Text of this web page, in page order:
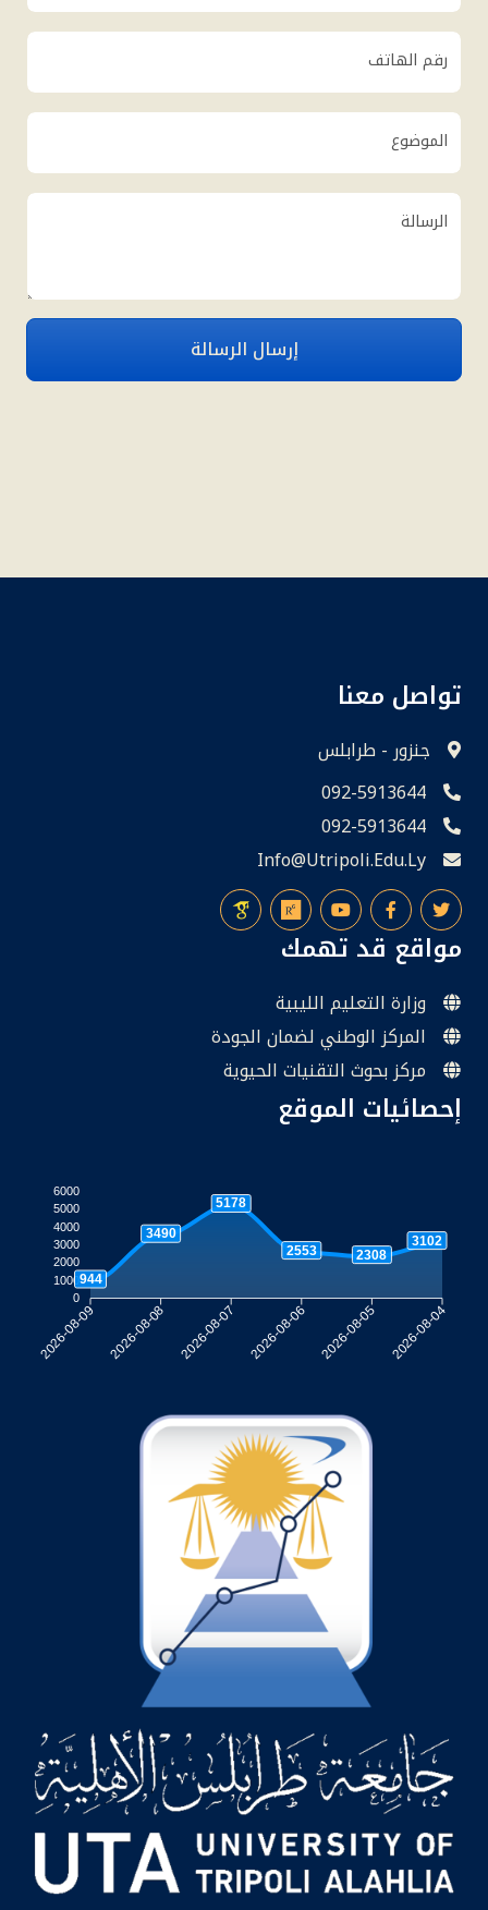
رقم الهاتف
الموضوع
الرسالة
إرسال الرسالة
تواصل معنا
جنزور - طرابلس
092-5913644
092-5913644
Info@utripoli.edu.ly
مواقع قد تهمك
وزارة التعليم الليبية
المركز الوطني لضمان الجودة
مركز بحوث التقنيات الحيوية
إحصائيات الموقع
6000
5000
4000
3000
2000
1000
0
944
3490
5178
2553 2308
3102
2026-08-09 2026-08-08 2026-08-07 2026-08-06 2026-08-05 2026-08-04